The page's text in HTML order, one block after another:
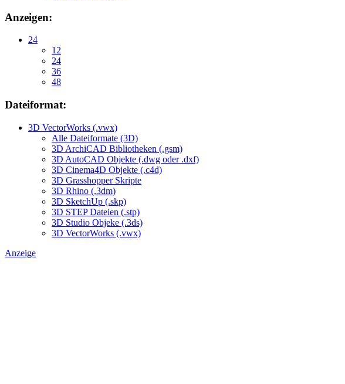
Anzeigen:
24
12
24
36
48
Dateiformat:
3D VectorWorks (.vwx)
Alle Dateiformate (3D)
3D ArchiCAD Bibliotheken (.gsm)
3D AutoCAD Objekte (.dwg oder .dxf)
3D Cinema4D Objekte (.c4d)
3D Grasshopper Skripte
3D Rhino (.3dm)
3D SketchUp (.skp)
3D STEP Dateien (.stp)
3D Studio Objeke (.3ds)
3D VectorWorks (.vwx)
Anzeige